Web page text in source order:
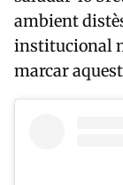
ambient
institucional
marcar